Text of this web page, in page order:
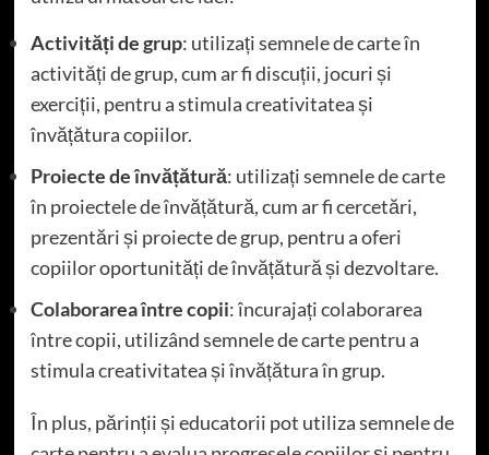
Activități de grup: utilizați semnele de carte în
activități de grup, cum ar fi discuții, jocuri și
exerciții, pentru a stimula creativitatea și
învățătura copiilor.
Proiecte de învățătură: utilizați semnele de carte
în proiectele de învățătură, cum ar fi cercetări,
prezentări și proiecte de grup, pentru a oferi
copiilor oportunități de învățătură și dezvoltare.
Colaborarea între copii: încurajați colaborarea
între copii, utilizând semnele de carte pentru a
stimula creativitatea și învățătura în grup.
În plus, părinții și educatorii pot utiliza semnele de